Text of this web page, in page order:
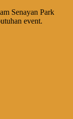
Senayan Park
event.